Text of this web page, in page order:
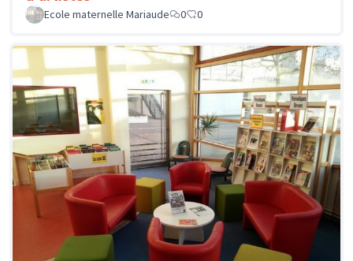
Ecole maternelle Mariaude
0 0